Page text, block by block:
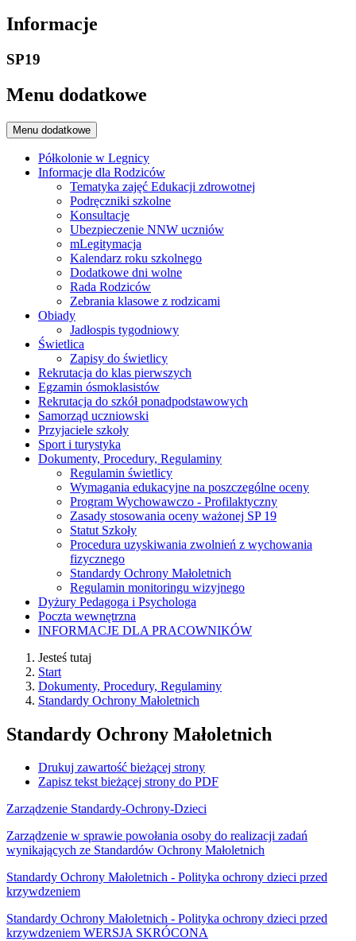
Informacje
SP19
Menu dodatkowe
Menu dodatkowe
Półkolonie w Legnicy
Informacje dla Rodziców
Tematyka zajęć Edukacji zdrowotnej
Podręczniki szkolne
Konsultacje
Ubezpieczenie NNW uczniów
mLegitymacja
Kalendarz roku szkolnego
Dodatkowe dni wolne
Rada Rodziców
Zebrania klasowe z rodzicami
Obiady
Jadłospis tygodniowy
Świetlica
Zapisy do świetlicy
Rekrutacja do klas pierwszych
Egzamin ósmoklasistów
Rekrutacja do szkół ponadpodstawowych
Samorząd uczniowski
Przyjaciele szkoły
Sport i turystyka
Dokumenty, Procedury, Regulaminy
Regulamin świetlicy
Wymagania edukacyjne na poszczególne oceny
Program Wychowawczo - Profilaktyczny
Zasady stosowania oceny ważonej SP 19
Statut Szkoły
Procedura uzyskiwania zwolnień z wychowania
fizycznego
Standardy Ochrony Małoletnich
Regulamin monitoringu wizyjnego
Dyżury Pedagoga i Psychologa
Poczta wewnętrzna
INFORMACJE DLA PRACOWNIKÓW
Jesteś tutaj
Start
Dokumenty, Procedury, Regulaminy
Standardy Ochrony Małoletnich
Standardy Ochrony Małoletnich
Drukuj zawartość bieżącej strony
Zapisz tekst bieżącej strony do PDF
Zarządzenie Standardy-Ochrony-Dzieci
Zarządzenie w sprawie powołania osoby do realizacji zadań
wynikających ze Standardów Ochrony Małoletnich
Standardy Ochrony Małoletnich - Polityka ochrony dzieci przed
krzywdzeniem
Standardy Ochrony Małoletnich - Polityka ochrony dzieci przed
krzywdzeniem WERSJA SKRÓCONA